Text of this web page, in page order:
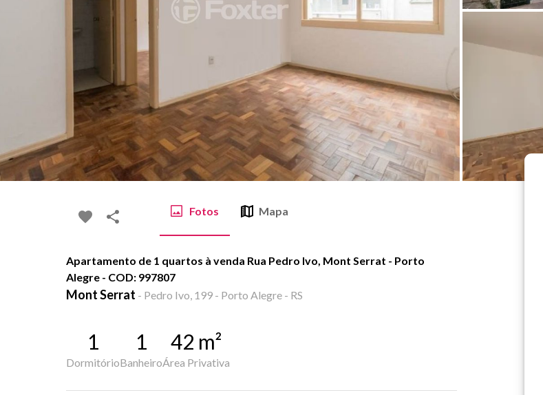
Fotos Mapa
Apartamento de 1 quartos à venda Rua Pedro Ivo, Mont Serrat - Porto
Alegre - COD: 997807
Mont Serrat - Pedro Ivo, 199 - Porto Alegre - RS
1
Dormitório
1
Banheiro
42 m²
Área Privativa